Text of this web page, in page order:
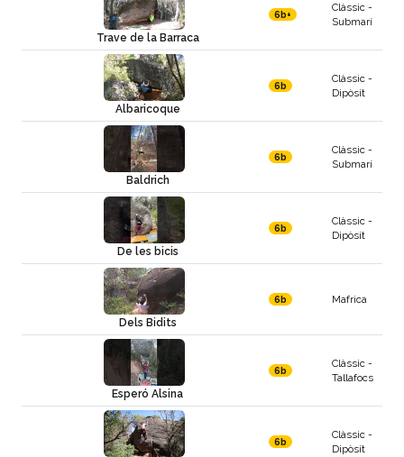
Trave de la Barraca
6b+
Clàssic -
Submarí
Albaricoque
6b
Clàssic -
Dipòsit
Baldrich
6b
Clàssic -
Submarí
De les bicis
6b
Clàssic -
Dipòsit
Dels Bidits
6b Mafrica
Esperó Alsina
6b
Clàssic -
Tallafocs
6b
Clàssic -
Dipòsit